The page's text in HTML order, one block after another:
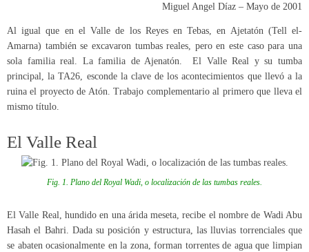
Miguel Angel Díaz – Mayo de 2001
Al igual que en el Valle de los Reyes en Tebas, en Ajetatón (Tell el-
Amarna) también se excavaron tumbas reales, pero en este caso para una
sola familia real. La familia de Ajenatón. El Valle Real y su tumba
principal, la TA26, esconde la clave de los acontecimientos que llevó a la
ruina el proyecto de Atón. Trabajo complementario al primero que lleva el
mismo título.
El Valle Real
Fig. 1. Plano del Royal Wadi, o localización de las tumbas reales.
El Valle Real, hundido en una árida meseta, recibe el nombre de Wadi Abu
Hasah el Bahri. Dada su posición y estructura, las lluvias torrenciales que
se abaten ocasionalmente en la zona, forman torrentes de agua que limpian